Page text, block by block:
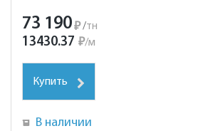
73 190₽ /тн
13430.37 ₽/м
Купить
В наличии